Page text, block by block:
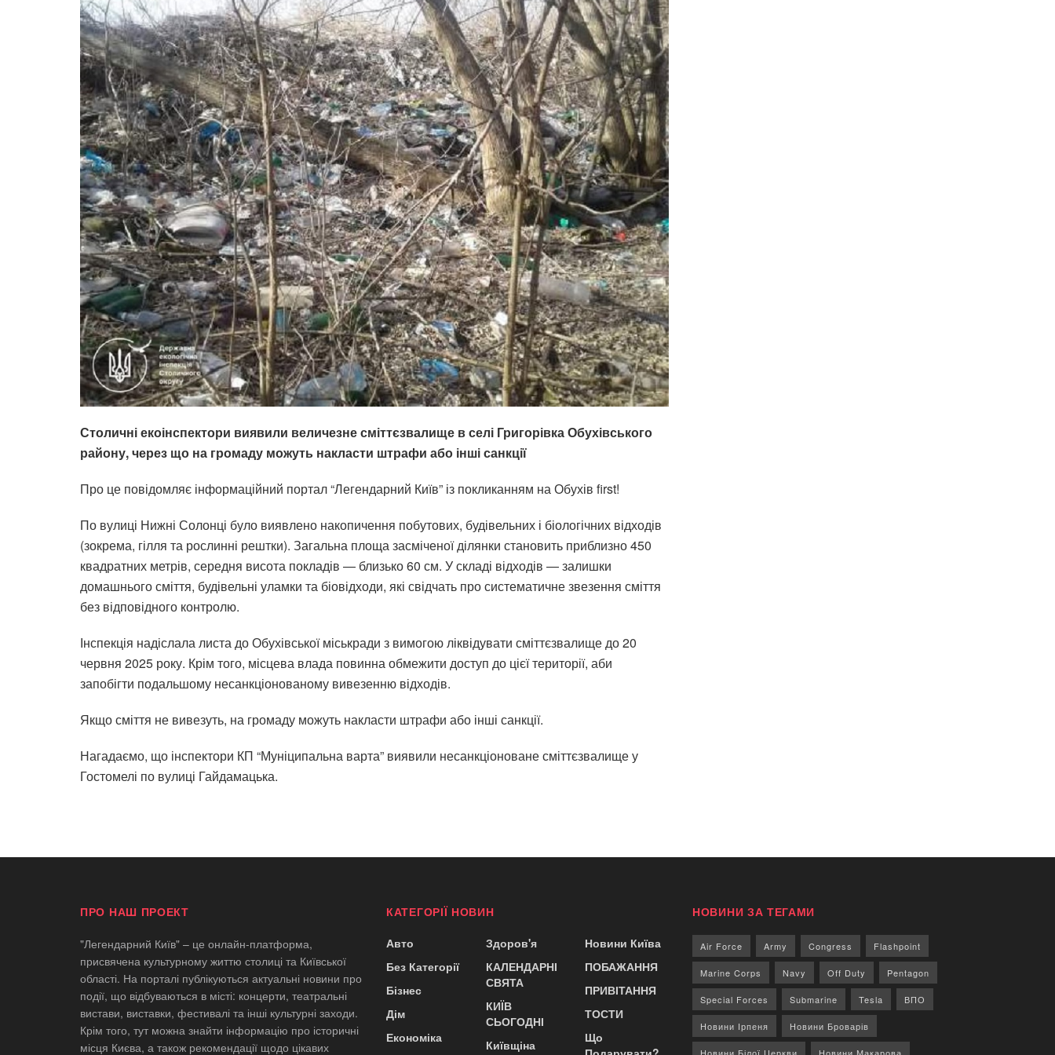
Столичні екоінспектори виявили величезне сміттєзвалище в селі Григорівка Обухівського
району, через що на громаду можуть накласти штрафи або інші санкції
Про це повідомляє інформаційний портал “Легендарний Київ” із покликанням на Обухів first!
По вулиці Нижні Солонці було виявлено накопичення побутових, будівельних і біологічних відходів
(зокрема, гілля та рослинні рештки). Загальна площа засміченої ділянки становить приблизно 450
квадратних метрів, середня висота покладів — близько 60 см. У складі відходів — залишки
домашнього сміття, будівельні уламки та біовідходи, які свідчать про систематичне звезення сміття
без відповідного контролю.
Інспекція надіслала листа до Обухівської міськради з вимогою ліквідувати сміттєзвалище до 20
червня 2025 року. Крім того, місцева влада повинна обмежити доступ до цієї території, аби
запобігти подальшому несанкціонованому вивезенню відходів.
Якщо сміття не вивезуть, на громаду можуть накласти штрафи або інші санкції.
Нагадаємо, що інспектори КП “Муніципальна варта” виявили несанкціоноване сміттєзвалище у
Гостомелі по вулиці Гайдамацька.
ПРО НАШ ПРОЕКТ
"Легендарний Київ" – це онлайн-платформа,
присвячена культурному життю столиці та Київської
області. На порталі публікуються актуальні новини про
події, що відбуваються в місті: концерти, театральні
вистави, виставки, фестивалі та інші культурні заходи.
Крім того, тут можна знайти інформацію про історичні
місця Києва, а також рекомендації щодо цікавих
КАТЕГОРІЇ НОВИН
Авто
Без Категорії
Бізнес
Дім
Економіка
Здоров'я
КАЛЕНДАРНІ
СВЯТА
КИЇВ
СЬОГОДНІ
Київщіна
Новини Київа
ПОБАЖАННЯ
ПРИВІТАННЯ
ТОСТИ
Що
НОВИНИ ЗА ТЕГАМИ
Air Force Army Congress Flashpoint
Marine Corps Navy Off Duty Pentagon
Special Forces Submarine Tesla ВПО
Новини Ірпеня Новини Броварів